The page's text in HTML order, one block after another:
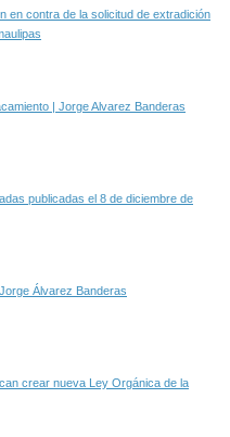
en contra de la solicitud de extradición
| Jorge Alvarez Banderas
publicadas el 8 de diciembre de
Álvarez Banderas
crear nueva Ley Orgánica de la